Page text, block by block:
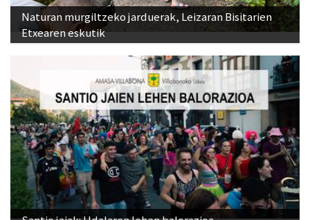
Naturan murgiltzeko jarduerak, Leizaran Bisitarien
Etxearen eskutik